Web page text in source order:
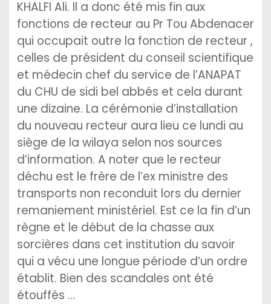
KHALFI Ali. Il a donc été mis fin aux
fonctions de recteur au Pr Tou Abdenacer
qui occupait outre la fonction de recteur ,
celles de président du conseil scientifique
et médecin chef du service de l’ANAPAT
du CHU de sidi bel abbés et cela durant
une dizaine. La cérémonie d’installation
du nouveau recteur aura lieu ce lundi au
siège de la wilaya selon nos sources
d’information. A noter que le recteur
déchu est le frère de l’ex ministre des
transports non reconduit lors du dernier
remaniement ministériel. Est ce la fin d’un
règne et le début de la chasse aux
sorcières dans cet institution du savoir
qui a vécu une longue période d’un ordre
établit. Bien des scandales ont été
étouffés …